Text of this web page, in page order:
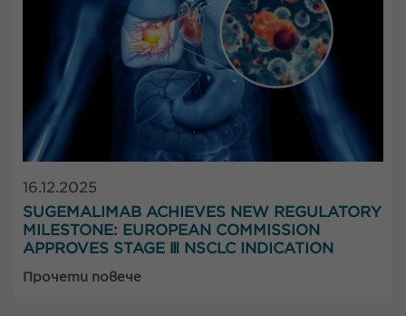
16.12.2025
SUGEMALIMAB ACHIEVES NEW REGULATORY
MILESTONE: EUROPEAN COMMISSION
APPROVES STAGE Ⅲ NSCLC INDICATION
Прочети повече